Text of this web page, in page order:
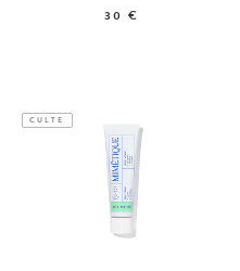
30 €
CULTE